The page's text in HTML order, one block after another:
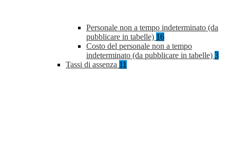
Personale non a tempo indeterminato (da
pubblicare in tabelle) 16
Costo del personale non a tempo
indeterminato (da pubblicare in tabelle) 3
Tassi di assenza 11